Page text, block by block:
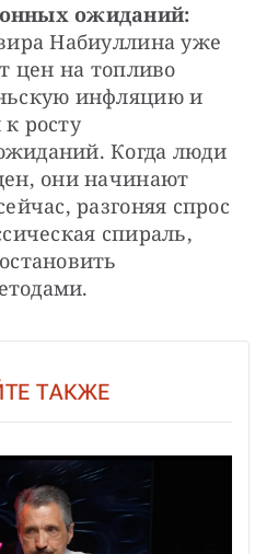
ожиданий:
Набиуллина уже
цен на топливо
инфляцию и
росту
Когда люди
они начинают
разгоняя спрос
спираль,
ТАКЖЕ